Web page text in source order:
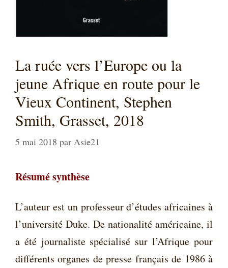
La ruée vers l’Europe ou la
jeune Afrique en route pour le
Vieux Continent, Stephen
Smith, Grasset, 2018
5 mai 2018 par Asie21
Résumé synthèse
L’auteur est un professeur d’études africaines à
l’université Duke. De nationalité américaine, il
a été journaliste spécialisé sur l’Afrique pour
différents organes de presse français de 1986 à